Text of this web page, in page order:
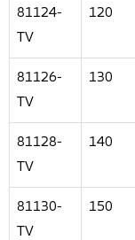
81124-
TV
120
81126-
TV
130
81128-
TV
140
81130-
TV
150